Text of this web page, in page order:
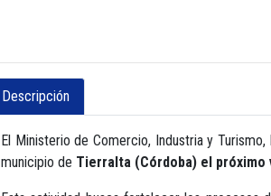
Descripción
El Ministerio de Comercio, Industria y Turismo,
municipio de Tierralta (Córdoba) el próximo